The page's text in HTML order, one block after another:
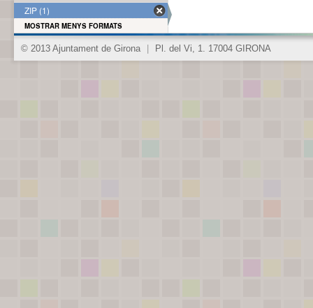
ZIP (1)
MOSTRAR MENYS FORMATS
© 2013 Ajuntament de Girona Pl. del Vi, 1. 17004 GIRONA